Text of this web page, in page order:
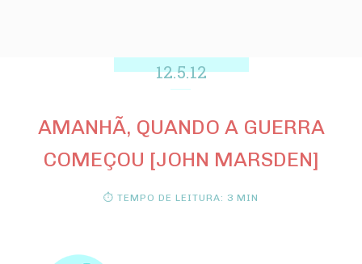
12.5.12
AMANHÃ, QUANDO A GUERRA
COMEÇOU [JOHN MARSDEN]
⏱ TEMPO DE LEITURA: 3 MIN